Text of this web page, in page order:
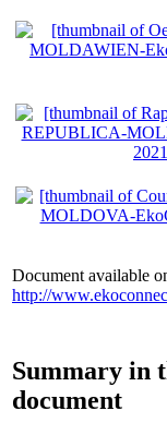
Document available
http://
Summary in
document